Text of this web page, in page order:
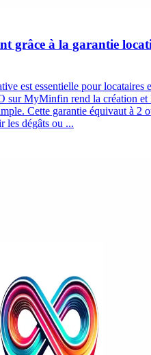
grâce à la garantie
est essentielle pour locataires
sur MyMinfin rend la création et
Cette garantie équivaut à 2
les dégâts ou ...